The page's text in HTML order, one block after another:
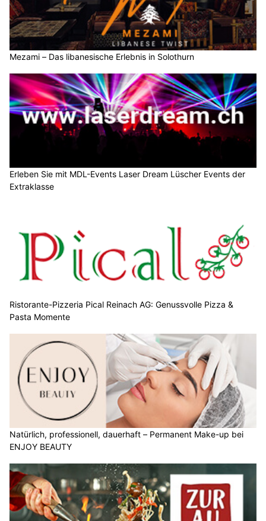
Mezami – Das libanesische Erlebnis in Solothurn
Erleben Sie mit MDL-Events Laser Dream Lüscher Events der
Extraklasse
Ristorante-Pizzeria Pical Reinach AG: Genussvolle Pizza &
Pasta Momente
Natürlich, professionell, dauerhaft – Permanent Make-up bei
ENJOY BEAUTY